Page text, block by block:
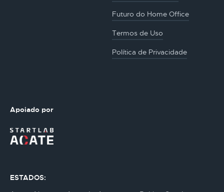
Futuro do Home Office
Termos de Uso
Política de Privacidade
Apoiado por
ESTADOS: